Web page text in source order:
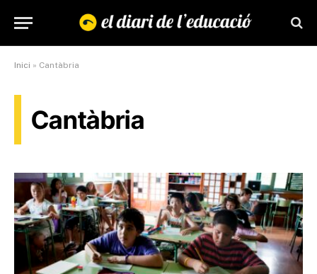
Inici » Cantàbria
Cantàbria